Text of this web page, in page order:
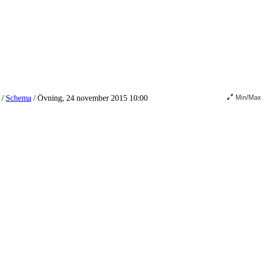
/ Schema /Övning, 24 november 2015 10:00 Min/Max